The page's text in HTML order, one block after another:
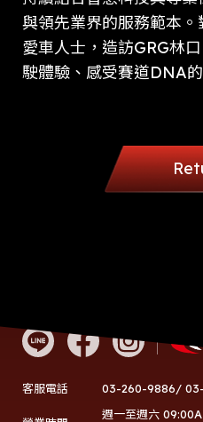
與領先業界的服務範本
愛車人士，造訪GRG林
駛體驗、感受賽道DNA
客服電話 03-260-9886/
週一至週六